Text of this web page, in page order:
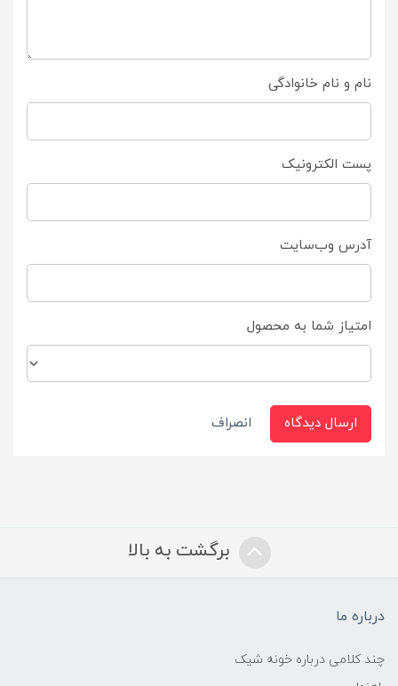
نام و نام خانوادگی
پست الکترونیک
آدرس وب‌سایت
امتیاز شما به محصول
ارسال دیدگاه انصراف
برگشت به بالا
درباره ما
چند کلامی درباره خونه شیک